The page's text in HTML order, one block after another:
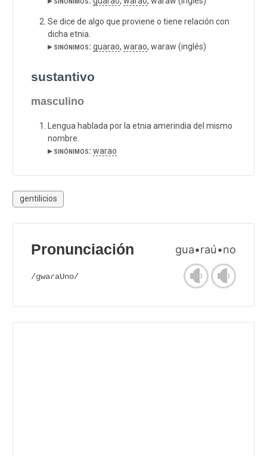
Se dice de algo que proviene o tiene relación con
dicha etnia.
▸ sinónimos: guarao, warao, waraw (inglés)
sustantivo
masculino
Lengua hablada por la etnia amerindia del mismo
nombre.
▸ sinónimos: warao
gentilicios
Pronunciación gua•raú•no
/gwaɾaUno/